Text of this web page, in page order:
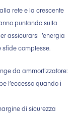
rete e la crescente
puntando sulla
assicurarsi l’energia
sfide complesse.
da ammortizzatore:
l’eccesso quando i
di sicurezza